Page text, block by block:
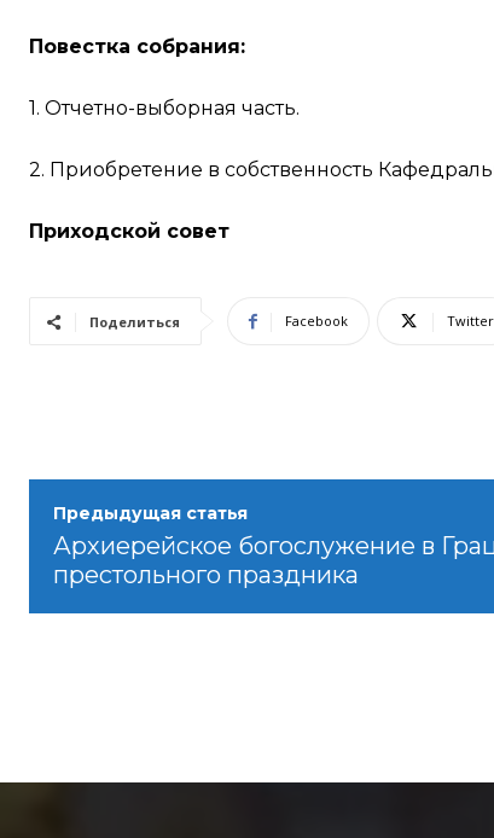
Повестка собрания:
1. Отчетно-выборная часть.
2. Приобретение в собственность
Приходской совет
Поделиться Facebook Twitter
Предыдущая статья
Архиерейское богослужение в
престольного праздника